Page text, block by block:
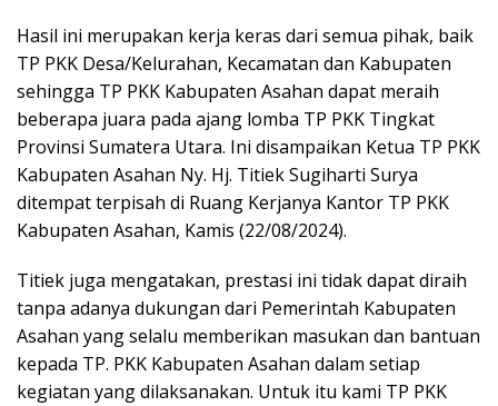
Hasil ini merupakan kerja keras dari semua pihak, baik
TP PKK Desa/Kelurahan, Kecamatan dan Kabupaten
sehingga TP PKK Kabupaten Asahan dapat meraih
beberapa juara pada ajang lomba TP PKK Tingkat
Provinsi Sumatera Utara. Ini disampaikan Ketua TP PKK
Kabupaten Asahan Ny. Hj. Titiek Sugiharti Surya
ditempat terpisah di Ruang Kerjanya Kantor TP PKK
Kabupaten Asahan, Kamis (22/08/2024).
Titiek juga mengatakan, prestasi ini tidak dapat diraih
tanpa adanya dukungan dari Pemerintah Kabupaten
Asahan yang selalu memberikan masukan dan bantuan
kepada TP. PKK Kabupaten Asahan dalam setiap
kegiatan yang dilaksanakan. Untuk itu kami TP PKK